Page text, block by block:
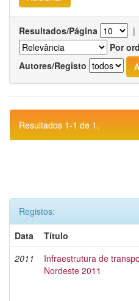
Resultados/Página |
Por
Autores/Registo
Resultados 1-1 de 1.
Registos:
Data
Título
2011
Infraestrutura de
Nordeste 2011